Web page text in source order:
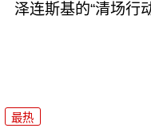
泽连斯基的“清场行
最热